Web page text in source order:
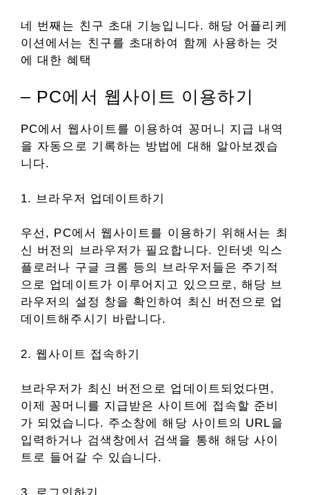
네 번째는 친구 초대 기능입니다. 해당 어플리케
이션에서는 친구를 초대하여 함께 사용하는 것
에 대한 혜택
– PC에서 웹사이트 이용하기
PC에서 웹사이트를 이용하여 꽁머니 지급 내역
을 자동으로 기록하는 방법에 대해 알아보겠습
니다.
1. 브라우저 업데이트하기
우선, PC에서 웹사이트를 이용하기 위해서는 최
신 버전의 브라우저가 필요합니다. 인터넷 익스
플로러나 구글 크롬 등의 브라우저들은 주기적
으로 업데이트가 이루어지고 있으므로, 해당 브
라우저의 설정 창을 확인하여 최신 버전으로 업
데이트해주시기 바랍니다.
2. 웹사이트 접속하기
브라우저가 최신 버전으로 업데이트되었다면,
이제 꽁머니를 지급받은 사이트에 접속할 준비
가 되었습니다. 주소창에 해당 사이트의 URL을
입력하거나 검색창에서 검색을 통해 해당 사이
트로 들어갈 수 있습니다.
3. 로그인하기